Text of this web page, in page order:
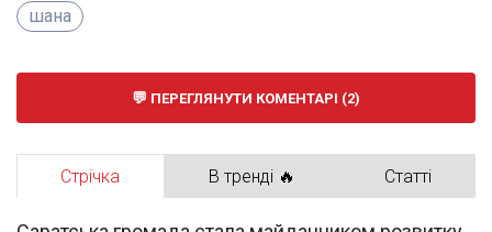
шана
ПЕРЕГЛЯНУТИ КОМЕНТАРІ (2)
Стрічка В тренді 🔥 Статті